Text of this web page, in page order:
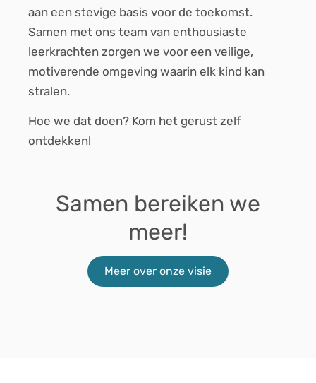
aan een stevige basis voor de toekomst.
Samen met ons team van enthousiaste
leerkrachten zorgen we voor een veilige,
motiverende omgeving waarin elk kind kan
stralen.
Hoe we dat doen? Kom het gerust zelf
ontdekken!
Samen bereiken we
meer!
Meer over onze visie